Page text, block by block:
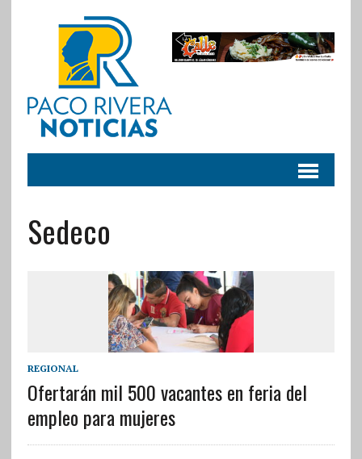
Sedeco
REGIONAL
Ofertarán mil 500 vacantes en feria del
empleo para mujeres